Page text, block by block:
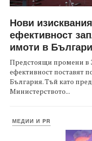
Нови
ефективност
имоти в
Предстоящи промени в
ефективност поставят
България. Тъй като
Министерството...
МЕДИИ И PR